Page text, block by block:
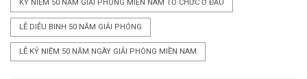
KỶ NIỆM 50 NĂM GIẢI PHÓNG MIỀN NAM TỔ CHỨC Ở ĐẤU
LỄ DIỄU BINH 50 NĂM GIẢI PHÓNG
LỄ KỶ NIỆM 50 NĂM NGÀY GIẢI PHÓNG MIỀN NAM